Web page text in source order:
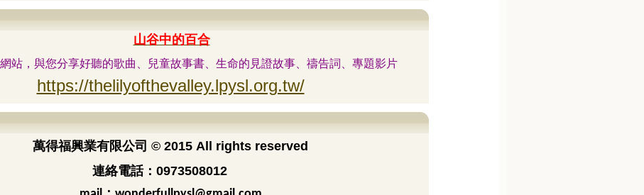
山谷中的百合
站，與您分享好聽的歌曲、兒童故事書、生命的見證故事、禱告詞、專題影片
https://thelilyofthevalley.lpysl.org.tw/
萬得福興業有限公司 © 2015 All rights reserved
連絡電話：0973508012